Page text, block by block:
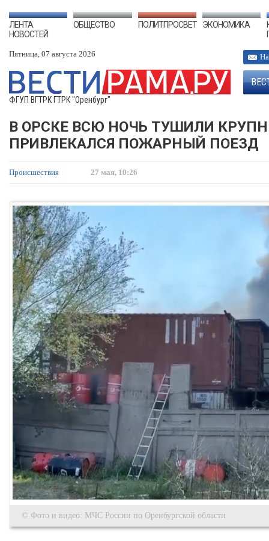
ЛЕНТА
НОВОСТЕЙ
ОБЩЕСТВО ПОЛИТПРОСВЕТ ЭКОНОМИКА
Пятница, 07 августа 2026
ФГУП ВГТРК ГТРК "Оренбург"
В ОРСКЕ ВСЮ НОЧЬ ТУШИЛИ
ПРИВЛЕКАЛСЯ ПОЖАРНЫЙ ПОЕЗД
Происшествия 27 мая, 10:26
© Фото и видео: МЧС России по Оренбургской области